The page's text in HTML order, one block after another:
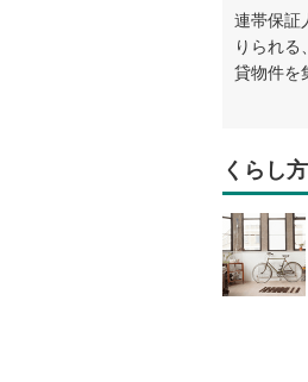
連帯保証
りられ
貸物件を
くらし方